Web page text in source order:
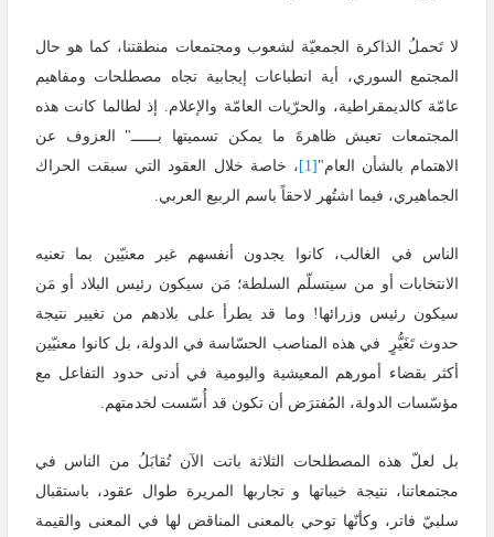
لا تَحملُ الذاكرة الجمعيّة لشعوب ومجتمعات منطقتنا، كما هو حال
المجتمع السوري، أية انطباعات إيجابية تجاه مصطلحات ومفاهيم
عامّة كالديمقراطية، والحرّيات العامّة والإعلام. إذ لطالما كانت هذه
المجتمعات تعيش ظاهرةَ ما يمكن تسميتها بــــــ" العزوف عن
الاهتمام بالشأن العام" [1] ، خاصة خلال العقود التي سبقت الحراك
الجماهيري، فيما اشتُهر لاحقاً باسم الربيع العربي.
الناس في الغالب، كانوا يجدون أنفسهم غير معنيّين بما تعنيه
الانتخابات أو من سيتسلّم السلطة؛ مَن سيكون رئيس البلاد أو مَن
سيكون رئيس وزرائها! وما قد يطرأ على بلادهم من تغيير نتيجة
حدوث تَغَيُّرٍ في هذه المناصب الحسّاسة في الدولة، بل كانوا معنيّين
أكثر بقضاء أمورهم المعيشية واليومية في أدنى حدود التفاعل مع
مؤسّسات الدولة، المُفترَض أن تكون قد أُسّست لخدمتهم.
بل لعلّ هذه المصطلحات الثلاثة باتت الآن تُقابَلُ من الناس في
مجتمعاتنا، نتيجة خيباتها و تجاربها المريرة طوال عقود، باستقبال
سلبيّ فاتر، وكأنّها توحي بالمعنى المناقض لها في المعنى والقيمة